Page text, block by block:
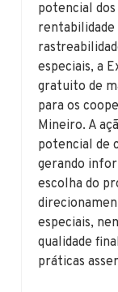
potencial
rentabilidade
especiais, a
gratuito de
para os
Mineiro. A
potencial de
gerando
escolha do
especiais,
qualidade
práticas